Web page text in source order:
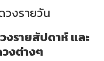
วงรายวัน
รายสัปดาห์ และ
งต่างๆ